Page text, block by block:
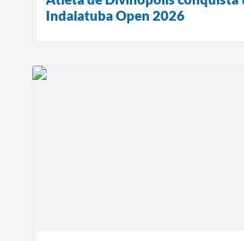
Indaiatuba Open 2026